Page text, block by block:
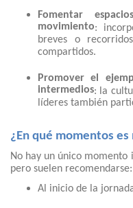
Fomentar
movimiento:
breves o
compartidos.
Promover el
intermedios: la
líderes también
¿En qué momentos es
No hay un único momento
pero suelen recomendarse:
Al inicio de la